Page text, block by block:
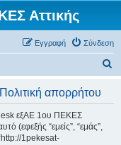
Αττικής
Σύνδεση
Εγγραφή
απορρήτου
εξΑΕ 1ου ΠΕΚΕΣ
(εφεξής “εμείς”, “εμάς”,
1pekesat-